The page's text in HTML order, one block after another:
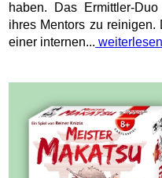
haben. Das Ermittler-
ihres Mentors zu
einer internen... weiterlesen